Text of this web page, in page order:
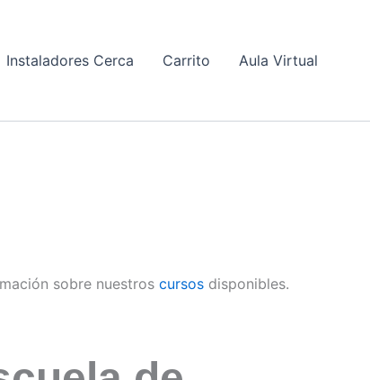
Instaladores Cerca Carrito Aula Virtual
sobre nuestros cursos disponibles.